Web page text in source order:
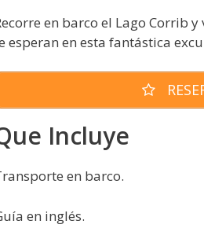
en barco el Lago Corrib
esperan en esta fantástica
Incluye
en barco.
en inglés.